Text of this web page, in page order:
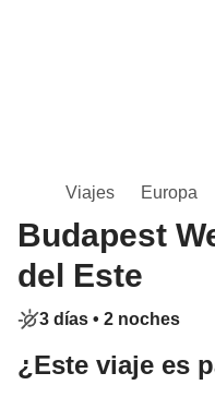
Viajes Europa
Budapest
del Este
3 días • 2 noches
¿Este viaje es